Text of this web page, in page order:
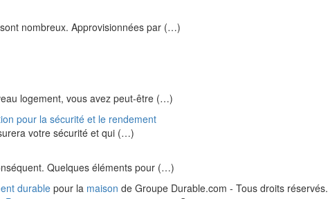
nombreux. Approvisionnées par (…)
logement, vous avez peut-être (…)
pour la sécurité et le rendement
votre sécurité et qui (…)
Quelques éléments pour (…)
durablepour la maison de Groupe Durable.com - Tous droits réservés.